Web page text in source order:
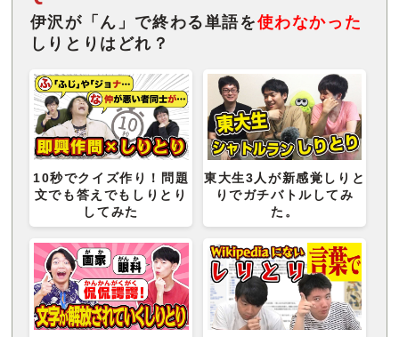
伊沢が「ん」で終わる単語を使わなかった
しりとりはどれ？
10秒でクイズ作り！問題
文でも答えでもしりとり
してみた
東大生3人が新感覚しりと
りでガチバトルしてみ
た。